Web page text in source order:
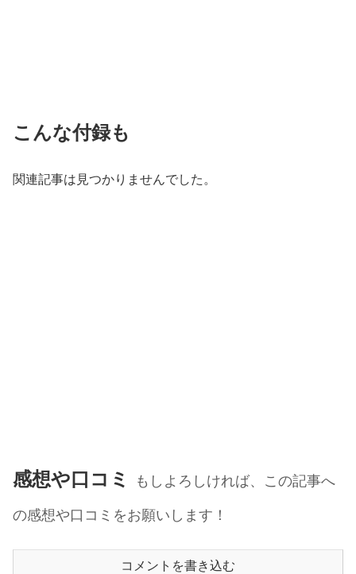
こんな付録も
関連記事は見つかりませんでした。
感想や口コミ
もしよろしければ、この記事へ
の感想や口コミをお願いします！
コメントを書き込む